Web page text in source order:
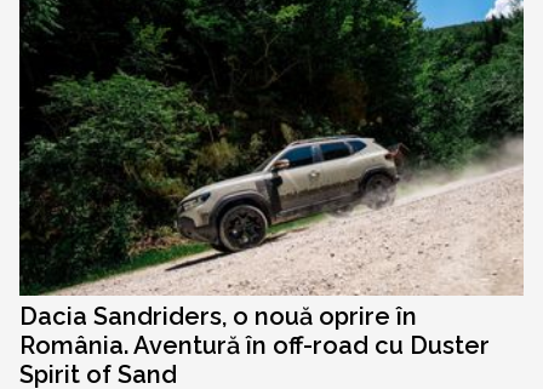
Dacia Sandriders, o nouă oprire în
România. Aventură în off-road cu Duster
Spirit of Sand